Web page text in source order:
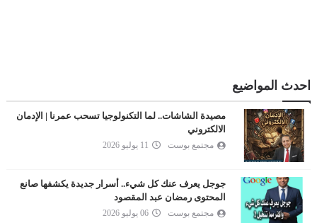
احدث المواضيع
مصيدة الشاشات.. لما التكنولوجيا تسحب عمرنا | الإدمان
الالكتروني
مجتمع بوست 11 يوليو 2026
جوجل يعرف عنك كل شيء.. أسرار جديدة يكشفها صانع
المحتوى رمضان عبد المقصود
مجتمع بوست 06 يوليو 2026